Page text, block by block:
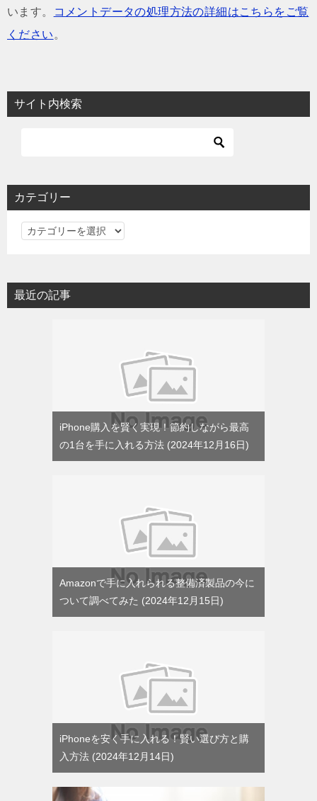
います。
コメントデータの処理方法の詳細はこちらをご覧
ください 。
サイト内検索
カテゴリー
カ
リ
ー
最近の記事
iPhone購入を賢く実現！節約しながら最高
の1台を手に入れる方法
2024年12月16日
Amazonで手に入れられる整備済製品の今に
ついて調べてみた
2024年12月15日
iPhoneを安く手に入れる！賢い選び方と購
入方法
2024年12月14日